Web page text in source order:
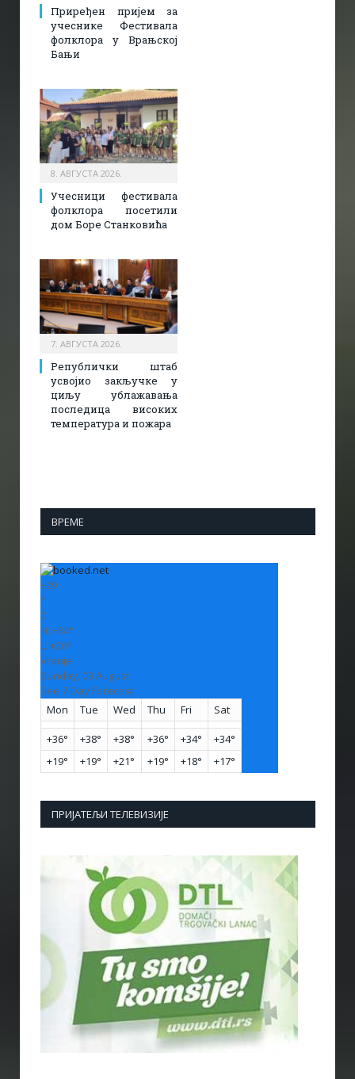
Приређен пријем за
учеснике Фестивала
фолклора у Врањској
Бањи
8. АВГУСТА 2026.
Учесници фестивала
фолклора посетили
дом Боре Станковића
7. АВГУСТА 2026.
Републички штаб
усвојио закључке у
циљу ублажавања
последица високих
температура и пожара​
ВРЕМЕ
+29
°
C
H: +34°
L: +20°
Vranje
Sunday, 09 August
See 7-Day Forecast
Mon
Tue Wed Thu Fri Sat
+36° +38° +38° +36° +34° +34°
+19° +19° +21° +19° +18° +17°
ПРИЈАТЕЉИ ТЕЛЕВИЗИЈЕ